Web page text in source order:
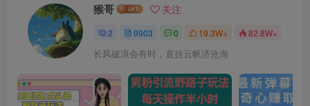
猴哥 关注
2 9903 0 19.3W+ 82.8W+
长风破浪会有时，直挂云帆济沧海